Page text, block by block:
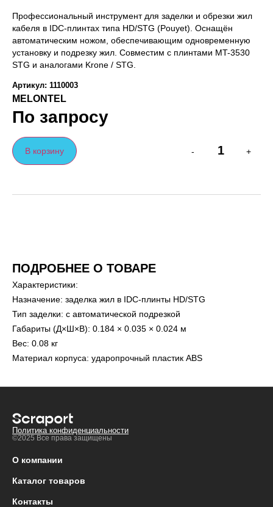
Профессиональный инструмент для заделки и обрезки жил
кабеля в IDC-плинтах типа HD/STG (Pouyet). Оснащён
автоматическим ножом, обеспечивающим одновременную
установку и подрезку жил. Совместим с плинтами MT-3530
STG и аналогами Krone / STG.
Артикул: 1110003
MELONTEL
По запросу
- +
В корзину
ПОДРОБНЕЕ О ТОВАРЕ
Характеристики:
Назначение: заделка жил в IDC-плинты HD/STG
Тип заделки: с автоматической подрезкой
Габариты (Д×Ш×В): 0.184 × 0.035 × 0.024 м
Вес: 0.08 кг
Материал корпуса: ударопрочный пластик ABS
Политика конфиденциальности
©2025 Все права защищены
О компании
Каталог товаров
Контакты